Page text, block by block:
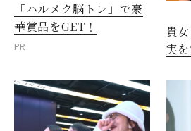
「ハルメク脳トレ」で豪
華賞品をGET！
PR
貴
実